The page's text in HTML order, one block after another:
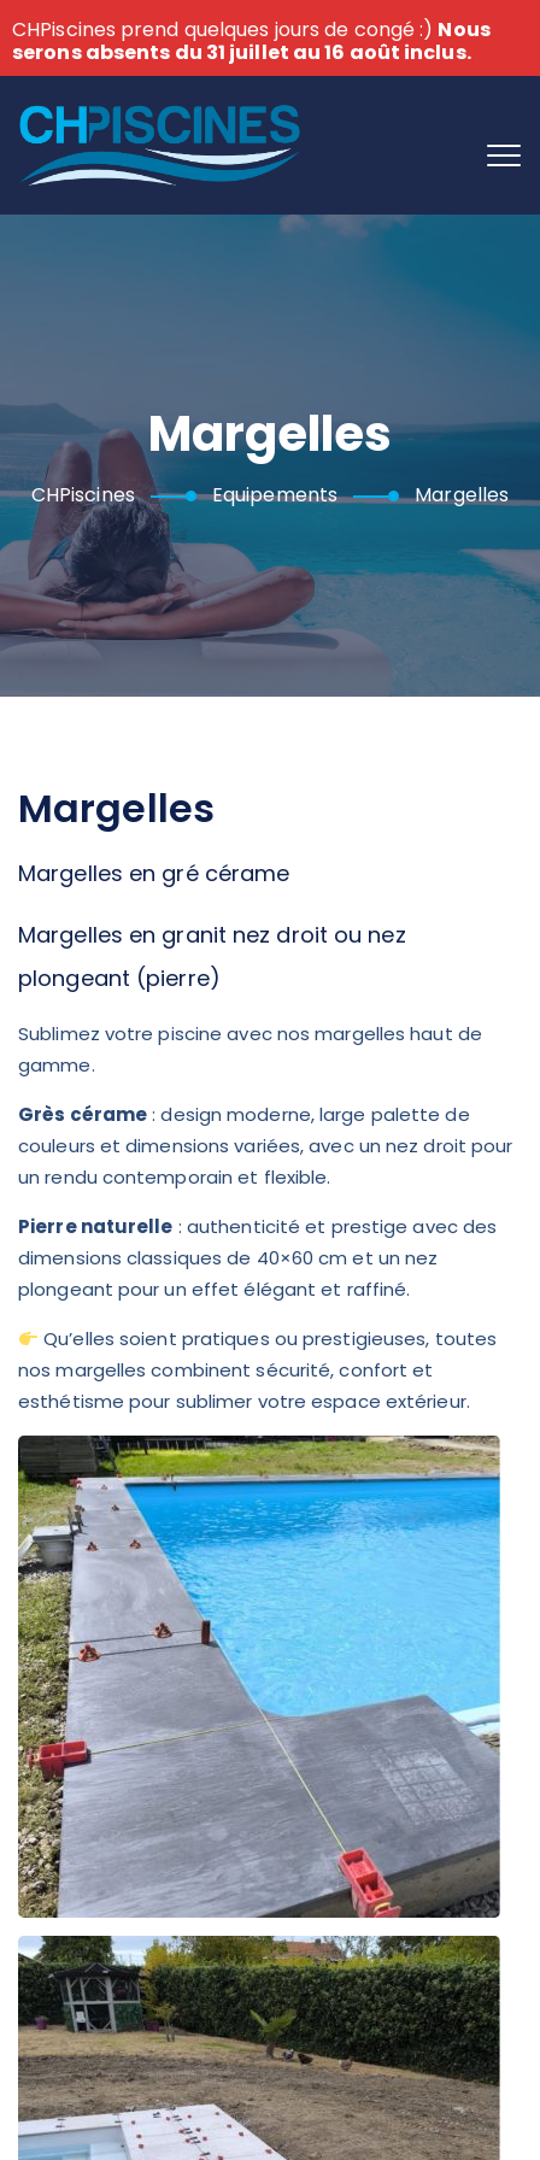
Margelles
CHPiscines Equipements Margelles
Margelles
Margelles en gré cérame
Margelles en granit nez droit ou nez
plongeant (pierre)
Sublimez votre piscine avec nos margelles haut de
gamme.
Grès cérame: design moderne, large palette de
couleurs et dimensions variées, avec un nez droit pour
un rendu contemporain et flexible.
Pierre naturelle : authenticité et prestige avec des
dimensions classiques de 40×60 cm et un nez
plongeant pour un effet élégant et raffiné.
Qu’elles soient pratiques ou prestigieuses, toutes
nos margelles combinent sécurité, confort et
esthétisme pour sublimer votre espace extérieur.
CHPiscines prend quelques jours de congé :) Nous
serons absents du 31 juillet au 16 août inclus.